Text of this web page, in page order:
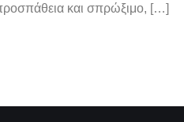
και σπρώξιμο, […]